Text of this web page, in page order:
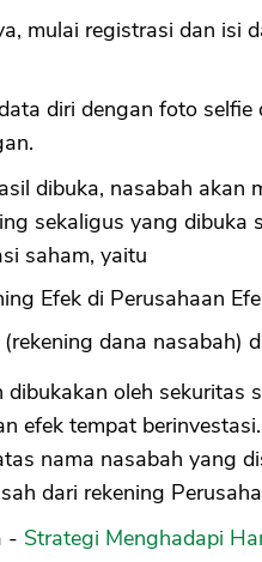
mulai registrasi dan isi
diri dengan foto selfie
dibuka, nasabah akan
sekaligus yang dibuka
saham, yaitu
Efek di Perusahaan
(rekening dana nasabah)
dibukakan oleh sekuritas
efek tempat
nama nasabah yang
dari rekening
- Strategi Menghadapi